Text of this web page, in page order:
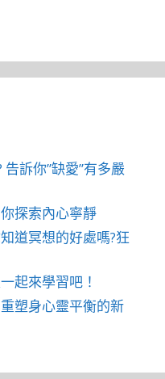
告訴你”缺愛”有多嚴
探索內心寧靜
道冥想的好處嗎?狂
起來學習吧！
塑身心靈平衡的新